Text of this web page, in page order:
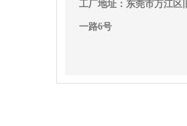
工厂地址：东莞市万江区
一路6号